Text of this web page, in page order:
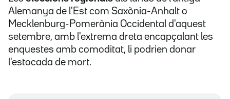
Alemanya de l'Est com Saxònia-Anhalt o
Mecklenburg-Pomerània Occidental d'aquest
setembre, amb l'extrema dreta encapçalant les
enquestes amb comoditat, li podrien donar
l'estocada de mort.